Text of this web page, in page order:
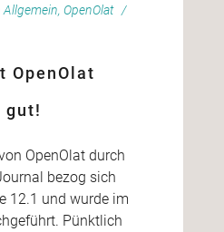
Allgemein, OpenOlat
OpenOlat
gut!
OpenOlat durch
bezog sich
12.1 und wurde im
Pünktlich